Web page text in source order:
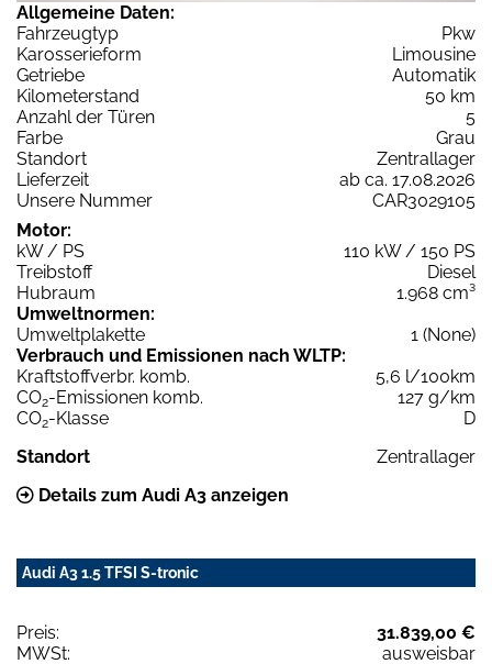
Allgemeine Daten:
Fahrzeugtyp
Pkw
Karosserieform
Limousine
Getriebe
Automatik
Kilometerstand
50 km
Anzahl der Türen
5
Farbe
Grau
Standort
Zentrallager
Lieferzeit
ab ca. 17.08.2026
Unsere Nummer
CAR3029105
Motor:
kW / PS
110 kW / 150 PS
Treibstoff
Diesel
Hubraum
1.968 cm³
Umweltnormen:
Umweltplakette
1 (None)
Verbrauch und Emissionen nach WLTP:
Kraftstoffverbr. komb.
5,6 l/100km
CO2-Emissionen komb.
127 g/km
CO2-Klasse
D
Standort
Zentrallager
Details zum Audi A3 anzeigen
Audi A3 1.5 TFSI S-tronic
Preis:
31.839,00 €
MWSt:
ausweisbar